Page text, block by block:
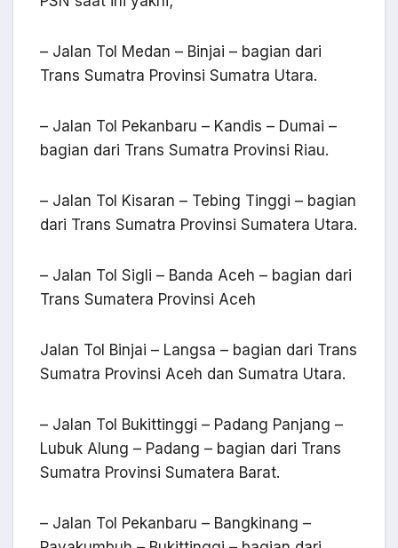
– Jalan Tol Medan – Binjai – bagian dari
Trans Sumatra Provinsi Sumatra Utara.
– Jalan Tol Pekanbaru – Kandis – Dumai –
bagian dari Trans Sumatra Provinsi Riau.
– Jalan Tol Kisaran – Tebing Tinggi – bagian
dari Trans Sumatra Provinsi Sumatera Utara.
– Jalan Tol Sigli – Banda Aceh – bagian dari
Trans Sumatera Provinsi Aceh
Jalan Tol Binjai – Langsa – bagian dari Trans
Sumatra Provinsi Aceh dan Sumatra Utara.
– Jalan Tol Bukittinggi – Padang Panjang –
Lubuk Alung – Padang – bagian dari Trans
Sumatra Provinsi Sumatera Barat.
– Jalan Tol Pekanbaru – Bangkinang –